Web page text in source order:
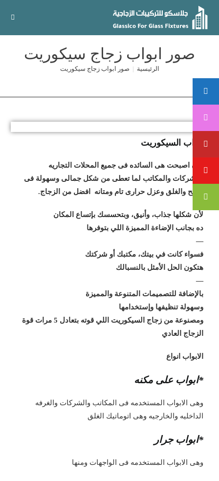
صور ابواب زجاج سيكوريت
الرئيسية | صور ابواب زجاج سيكوريت
ابواب السيكوريت
الان اصبحت هى السائده فى جميع المحلات التجاريه
والشركات والمكاتب لما تعطى من شكل جمالى وسهولة فى
الفتح والغلق وعزل حرارى تام ومتانه افضل من الزجاج.
لأن شكلها جذاب، وأنيق، وبتحسسك بإتساع المكان
ده بجانب الإضاءة المميزة اللي بتوفرها
—
فسواء كانت في بيتك، مكتبك أو شركتك
هتكون الحل الأمثل بالنسبالك
—
بالإضافة للتصميمات المتنوعة والمميزة
وسهولة تنظيفها وإستخدامها
ومصنوعة من زجاج السيكوريت اللي قوته بتعادل 5 مرات قوة
الزجاج العادي
الابواب انواع
*ابواب على مكنه
وهى الابواب المستخدمه فى المكاتب والشركات والغرفه
الداخليه والخارجيه وهى اتوماتيك الغلق
*ابواب جرار
وهى الابواب المستخدمه فى الواجهات ومنها